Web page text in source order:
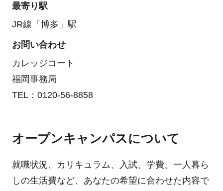
最寄り駅
JR線「博多」駅
お問い合わせ
カレッジコート
福岡事務局
TEL：0120-56-8858
オープンキャンパスについて
就職状況、カリキュラム、入試、学費、一人暮ら
しの生活費など、あなたの希望に合わせた内容で